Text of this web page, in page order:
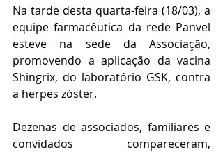
Na tarde desta quarta-feira (18/03), a
equipe farmacêutica da rede Panvel
esteve na sede da Associação,
promovendo a aplicação da vacina
Shingrix, do laboratório GSK, contra
a herpes zóster.
Dezenas de associados, familiares e
convidados compareceram,